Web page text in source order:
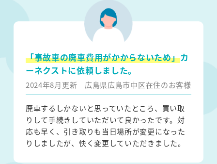
「事故車の廃車費用がかからないため」カ
ーネクストに依頼しました。
2024年8月更新 広島県広島市中区在住のお客様
廃車するしかないと思っていたところ、買い取
りして手続きしていただいて良かったです。対
応も早く、引き取りも当日場所が変更になった
りしましたが、快く変更していただきました。